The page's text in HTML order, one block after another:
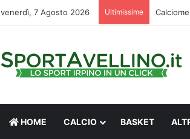
venerdì, 7 Agosto 2026 Ultimissime
HOME CALCIO BASKET